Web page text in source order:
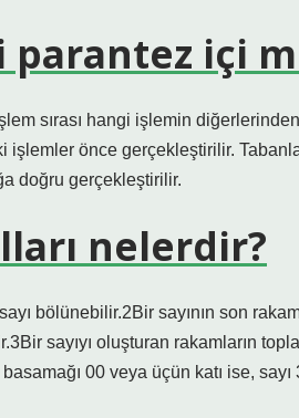
parantez içi
sırası hangi işlemin
önce gerçekleştirilir.
doğru gerçekleştirilir.
nelerdir?
bölünebilir.2Bir sayının son
sayıyı oluşturan rakamların
00 veya üçün katı ise, sayı